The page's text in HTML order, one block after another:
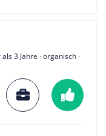
3 Jahre · organisch ·